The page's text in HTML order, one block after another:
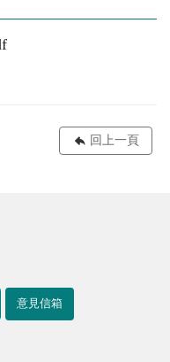
回上一頁
意見信箱